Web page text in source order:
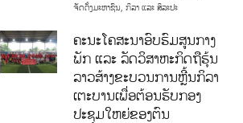
ຈັດຕັ້ງມະຫາຊົນ, ກິລາ ແລະ ສິລະປະ
ຄະນະໂຄສະນາອົບຮົມສູນກາງ
ພັກ ແລະ ລັດວິສາຫະກິດຖືຮຸ້ນ
ລາວສ້າງຂະບວນການຫຼີ້ນກິລາ
ເຕະບານເພື່ອຕ້ອນຮັບກອງ
ປະຊຸມໃຫຍ່ຂອງຕົນ